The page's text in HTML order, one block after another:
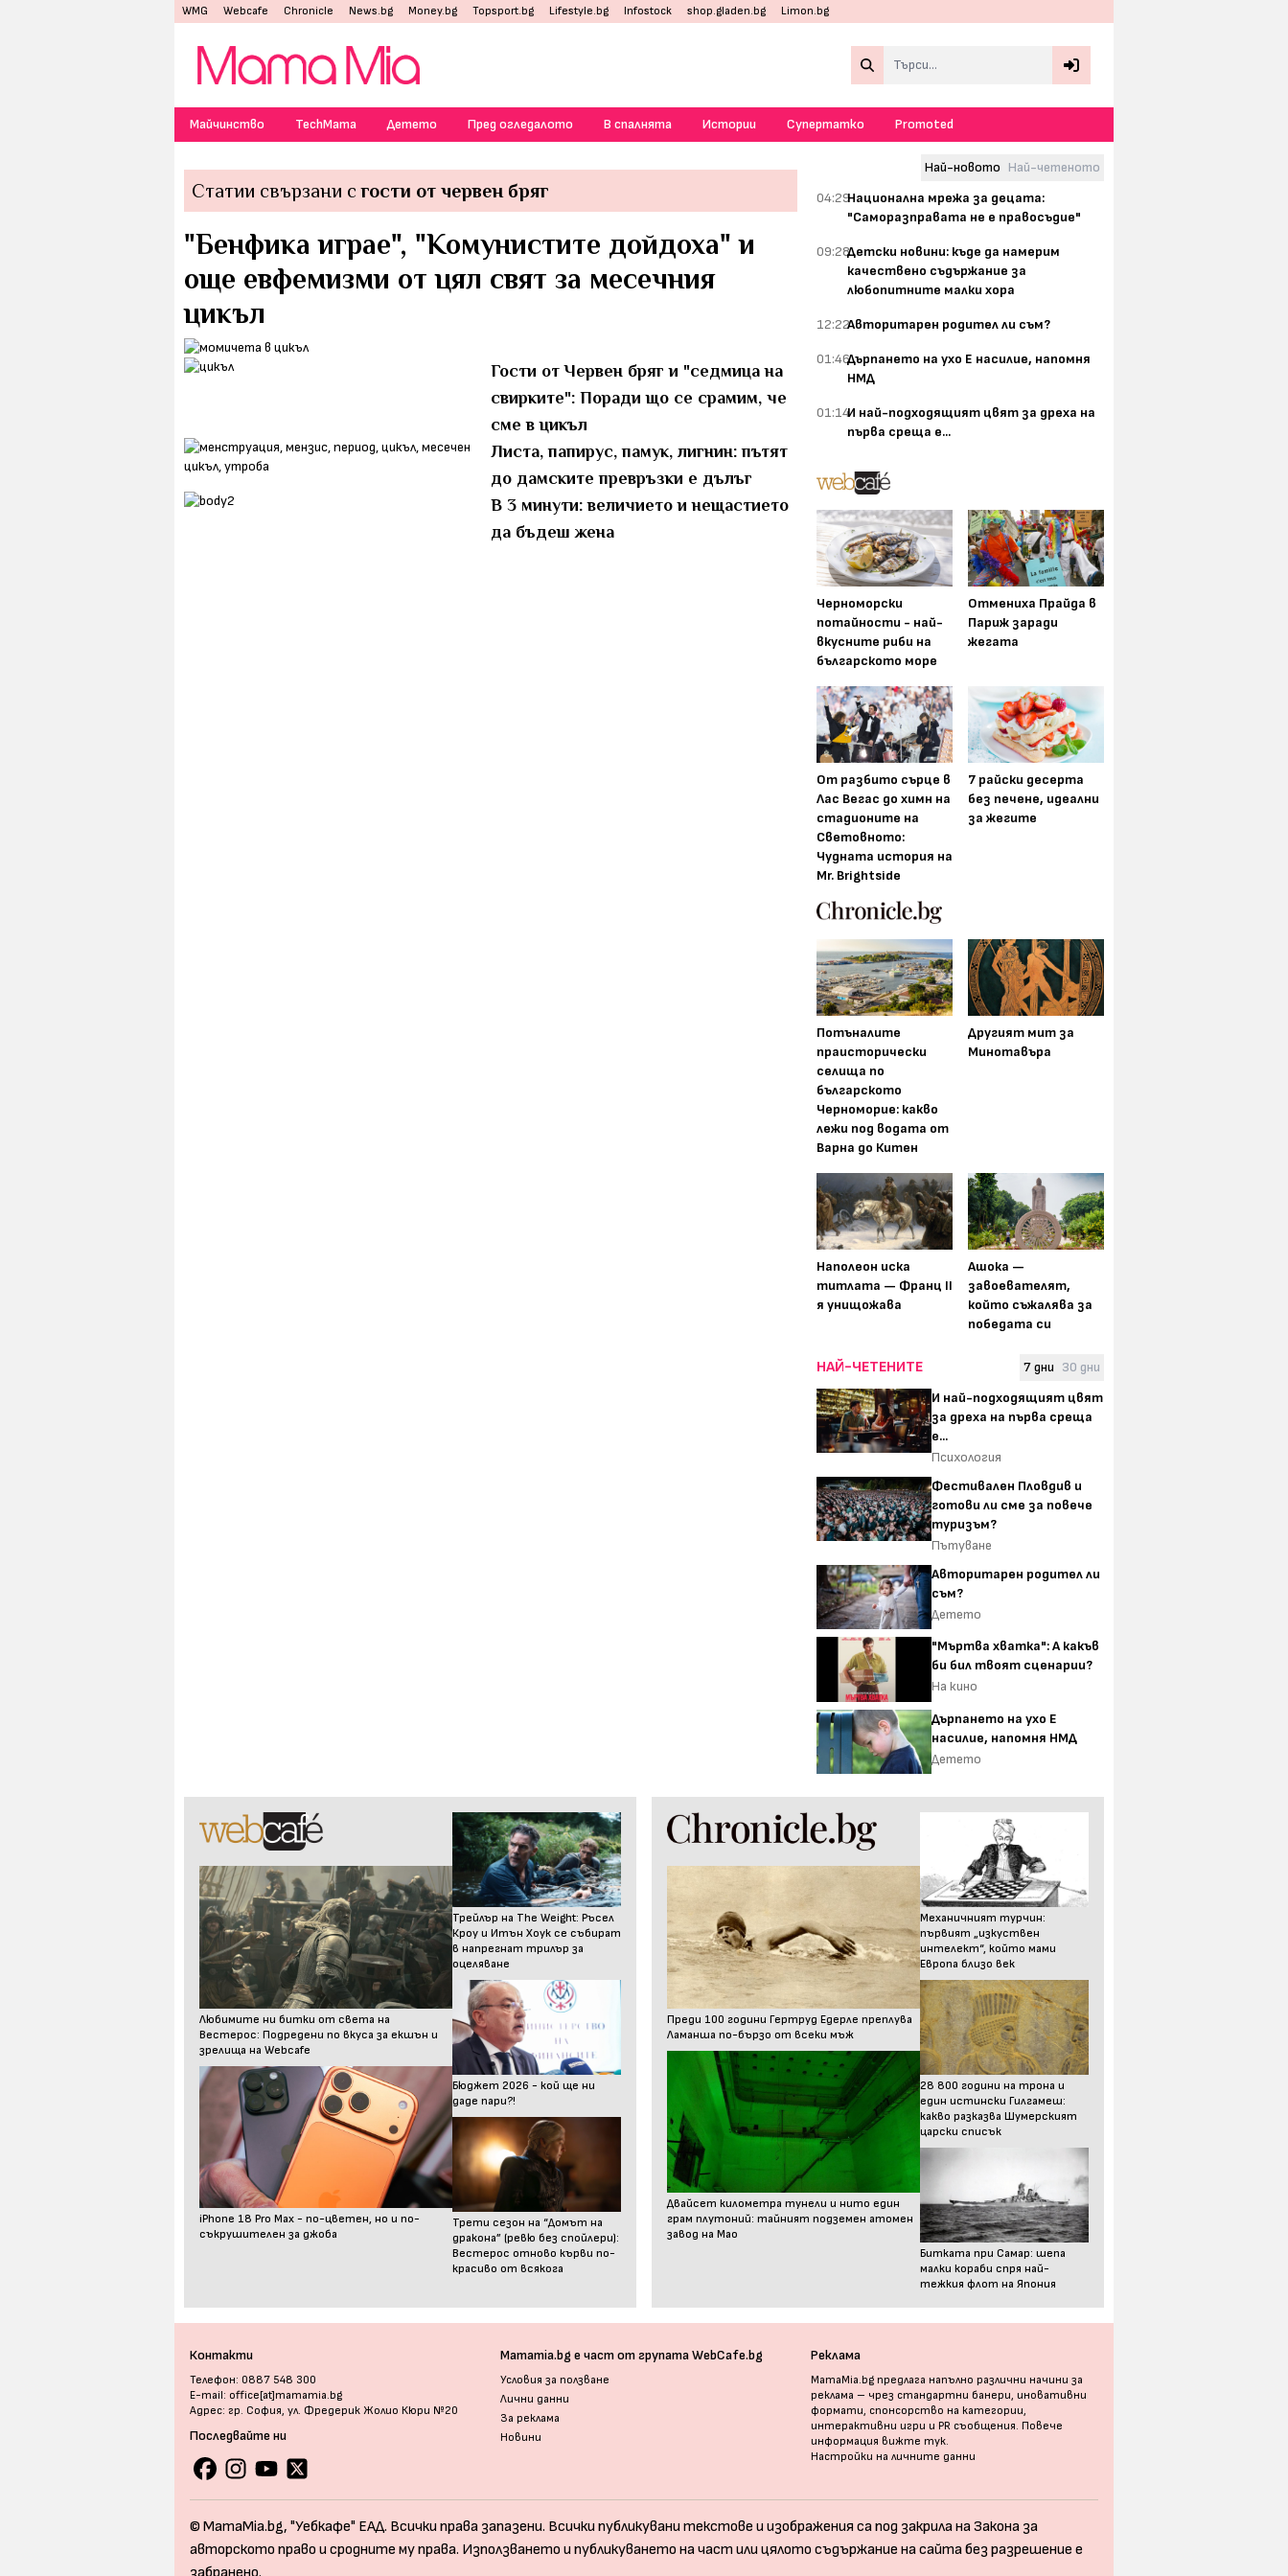
WMG Webcafe Chronicle News.bg Money.bg Topsport.bg Lifestyle.bg Infostock shop.gladen.bg Limon.bg
Майчинство TechMama Детето Пред огледалото В спалнята Истории Супертатко Promoted
Статии свързани сгости от червен бряг
"Бенфика играе", "Комунистите дойдоха" и
още евфемизми от цял свят за месечния
цикъл
Гости от Червен бряг и "седмица на
свирките": Поради що се срамим, че
сме в цикъл
Листа, папирус, памук, лигнин: пътят
до дамските превръзки е дълъг
В 3 минути: величието и нещастието
да бъдеш жена
Най-новото Най-четеното
04:29Национална мрежа за децата:
"Саморазправата не е правосъдие"
09:28Детски новини: къде да намерим
качествено съдържание за
любопитните малки хора
12:22Авторитарен родител ли съм?
01:46Дърпането на ухо Е насилие, напомня
НМД
01:14И най-подходящият цвят за дреха на
първа среща е...
Черноморски
потайности - най-
вкусните риби на
българското море
Отмениха Прайда в
Париж заради
жегата
От разбито сърце в
Лас Вегас до химн на
стадионите на
Световното:
Чудната история на
Mr. Brightside
7 райски десерта
без печене, идеални
за жегите
Потъналите
праисторически
селища по
българското
Черноморие: какво
лежи под водата от
Варна до Китен
Другият мит за
Минотавъра
Наполеон иска
титлата — Франц II
я унищожава
Ашока —
завоевателят,
който съжалява за
победата си
НАЙ-ЧЕТЕНИТЕ 7 дни 30 дни
И най-подходящият цвят
за дреха на първа среща
е...
Психология
Фестивален Пловдив и
готови ли сме за повече
туризъм?
Пътуване
Авторитарен родител ли
съм?
Детето
"Мъртва хватка": А какъв
би бил твоят сценарии?
На кино
Дърпането на ухо Е
насилие, напомня НМД
Детето
Любимите ни битки от света на
Вестерос: Подредени по вкуса за екшън и
зрелища на Webcafe
iPhone 18 Pro Max - по-цветен, но и по-
съкрушителен за джоба
Трейлър на The Weight: Ръсел
Кроу и Итън Хоук се събират
в напрегнат трилър за
оцеляване
Бюджет 2026 - кой ще ни
даде пари?!
Трети сезон на “Домът на
дракона” (ревю без спойлери):
Вестерос отново кърви по-
красиво от всякога
Преди 100 години Гертруд Едерле преплува
Ламанша по-бързо от всеки мъж
Двайсет километра тунели и нито един
грам плутоний: тайният подземен атомен
завод на Мао
Механичният турчин:
първият „изкуствен
интелект“, който мами
Европа близо век
28 800 години на трона и
един истински Гилгамеш:
какво разказва Шумерският
царски списък
Битката при Самар: шепа
малки кораби спря най-
тежкия флот на Япония
Контакти
Телефон: 0887 548 300
E-mail: office[at]mamamia.bg
Адрес: гр. София, ул. Фредерик Жолио Кюри №20
Последвайте ни
Mamamia.bg е част от групата WebCafe.bg
Условия за ползване
Лични данни
За реклама
Новини
Реклама
MamaMia.bg предлага напълно различни начини за
реклама – чрез стандартни банери, иновативни
формати, спонсорство на категории,
интерактивни игри и PR съобщения. Повече
информация вижте тук.
Настройки на личните данни
© MamaMia.bg, "Уебкафе" ЕАД. Всички права запазени. Всички публикувани текстове и изображения са под закрила на Закона за
авторското право и сродните му права. Използването и публикуването на част или цялото съдържание на сайта без разрешение е